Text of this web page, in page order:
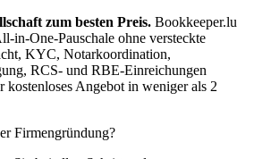
zum besten Preis. Bookkeeper.lu
in-One-Pauschale ohne versteckte
KYC, Notarkoordination,
RCS- und RBE-Einreichungen
Angebot in weniger als 2
Firmengründung?